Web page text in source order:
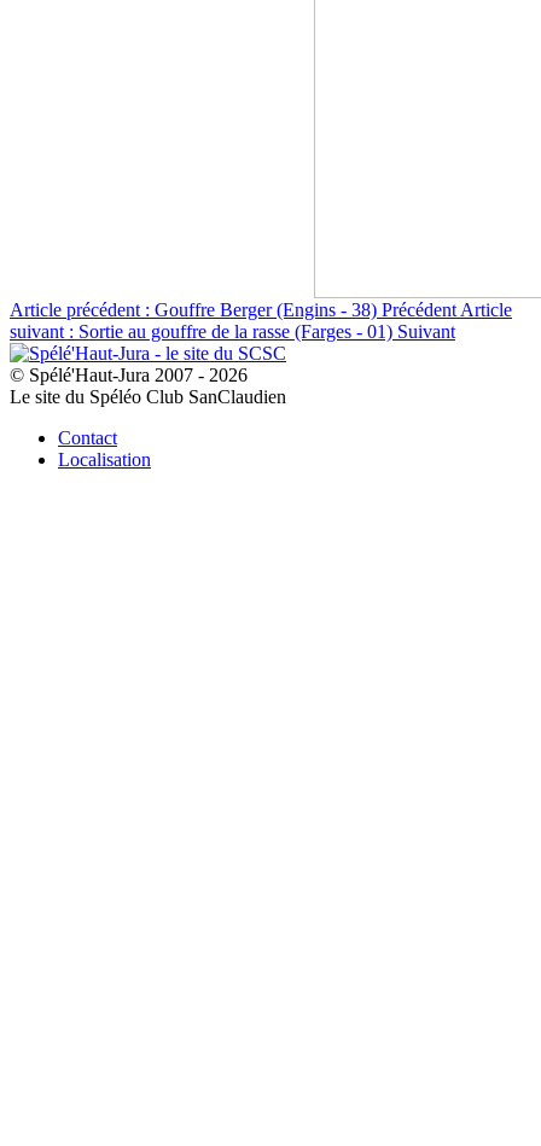
Article précédent : Gouffre Berger (Engins - 38) Précédent Article
suivant : Sortie au gouffre de la rasse (Farges - 01) Suivant
© Spélé'Haut-Jura 2007 - 2026
Le site du Spéléo Club SanClaudien
Contact
Localisation